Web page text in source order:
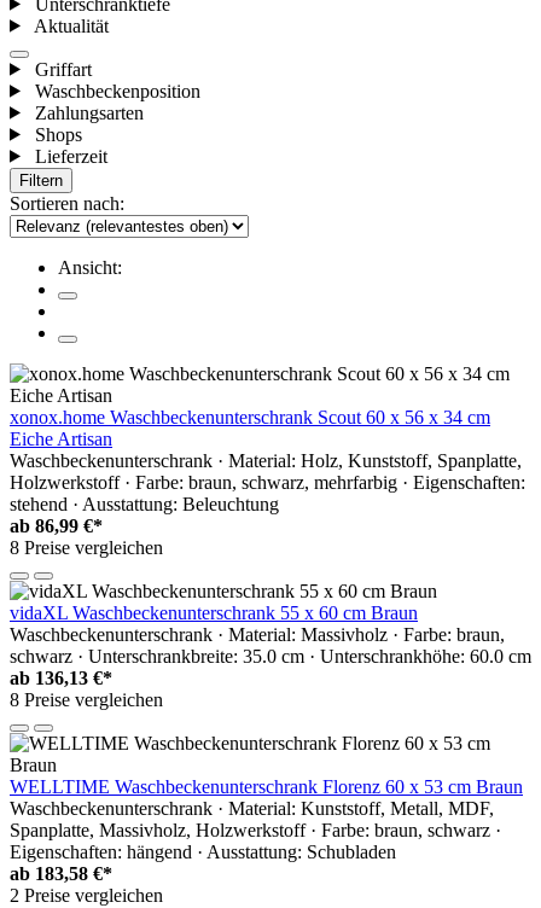
Aktualität
Griffart
Waschbeckenposition
Zahlungsarten
Shops
Lieferzeit
Filtern
Sortieren nach:
Ansicht:
xonox.home Waschbeckenunterschrank Scout 60 x 56 x 34 cm
Eiche Artisan
Waschbeckenunterschrank · Material: Holz, Kunststoff, Spanplatte,
Holzwerkstoff · Farbe: braun, schwarz, mehrfarbig · Eigenschaften:
stehend · Ausstattung: Beleuchtung
ab 86,99 €*
8 Preise vergleichen
vidaXL Waschbeckenunterschrank 55 x 60 cm Braun
Waschbeckenunterschrank · Material: Massivholz · Farbe: braun,
schwarz · Unterschrankbreite: 35.0 cm · Unterschrankhöhe: 60.0 cm
ab 136,13 €*
8 Preise vergleichen
WELLTIME Waschbeckenunterschrank Florenz 60 x 53 cm Braun
Waschbeckenunterschrank · Material: Kunststoff, Metall, MDF,
Spanplatte, Massivholz, Holzwerkstoff · Farbe: braun, schwarz ·
Eigenschaften: hängend · Ausstattung: Schubladen
ab 183,58 €*
2 Preise vergleichen